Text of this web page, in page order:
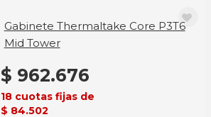
Gabinete Thermaltake Core P3T6
Mid Tower
$ 962.676
18 cuotas fijas de
$ 84.502